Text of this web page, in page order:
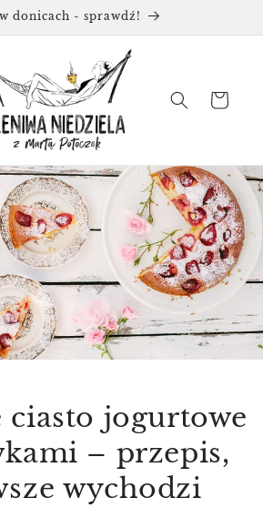
donicach - sprawdź!
Koszyk
jogurtowe
– przepis,
wychodzi